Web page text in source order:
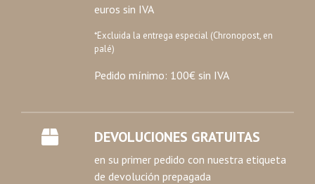
euros sin IVA
*Excluida la entrega especial (Chronopost, en
palé)
Pedido mínimo: 100€ sin IVA
DEVOLUCIONES GRATUITAS
en su primer pedido con nuestra etiqueta
de devolución prepagada